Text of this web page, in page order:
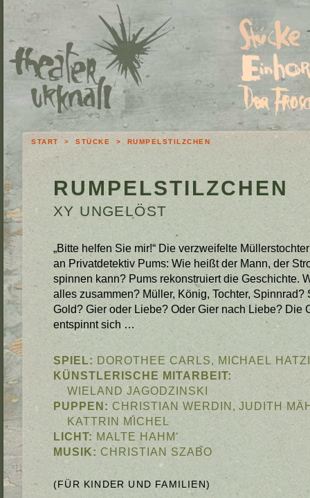
START > STÜCKE > RUMPELSTILZCHEN
RUMPELSTILZCHEN
XY UNGELÖST
„Bitte helfen Sie mir!“ Die verzweifelte
an Privatdetektiv Pums: Wie heißt der Mann, der
spinnen kann? Pums rekonstruiert die Geschichte.
alles zusammen? Müller, König, Tochter, Spinnrad?
Gold? Gier oder Liebe? Oder Gier nach Liebe? Die
entspinnt sich …
SPIEL: DOROTHEE CARLS, MICHAEL
KÜNSTLERISCHE MITARBEIT:
WIELAND JAGODZINSKI
PUPPEN: CHRISTIAN WERDIN, JUDITH
KATTRIN MICHEL
LICHT: MALTE HAHM
MUSIK: CHRISTIAN SZABO
FÜR KINDER UND FAMILIEN